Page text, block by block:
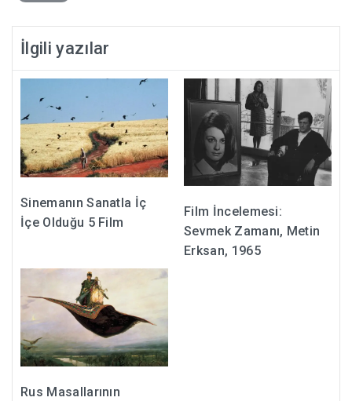
İlgili yazılar
Sinemanın Sanatla İç
İçe Olduğu 5 Film
Film İncelemesi:
Sevmek Zamanı, Metin
Erksan, 1965
Rus Masallarının